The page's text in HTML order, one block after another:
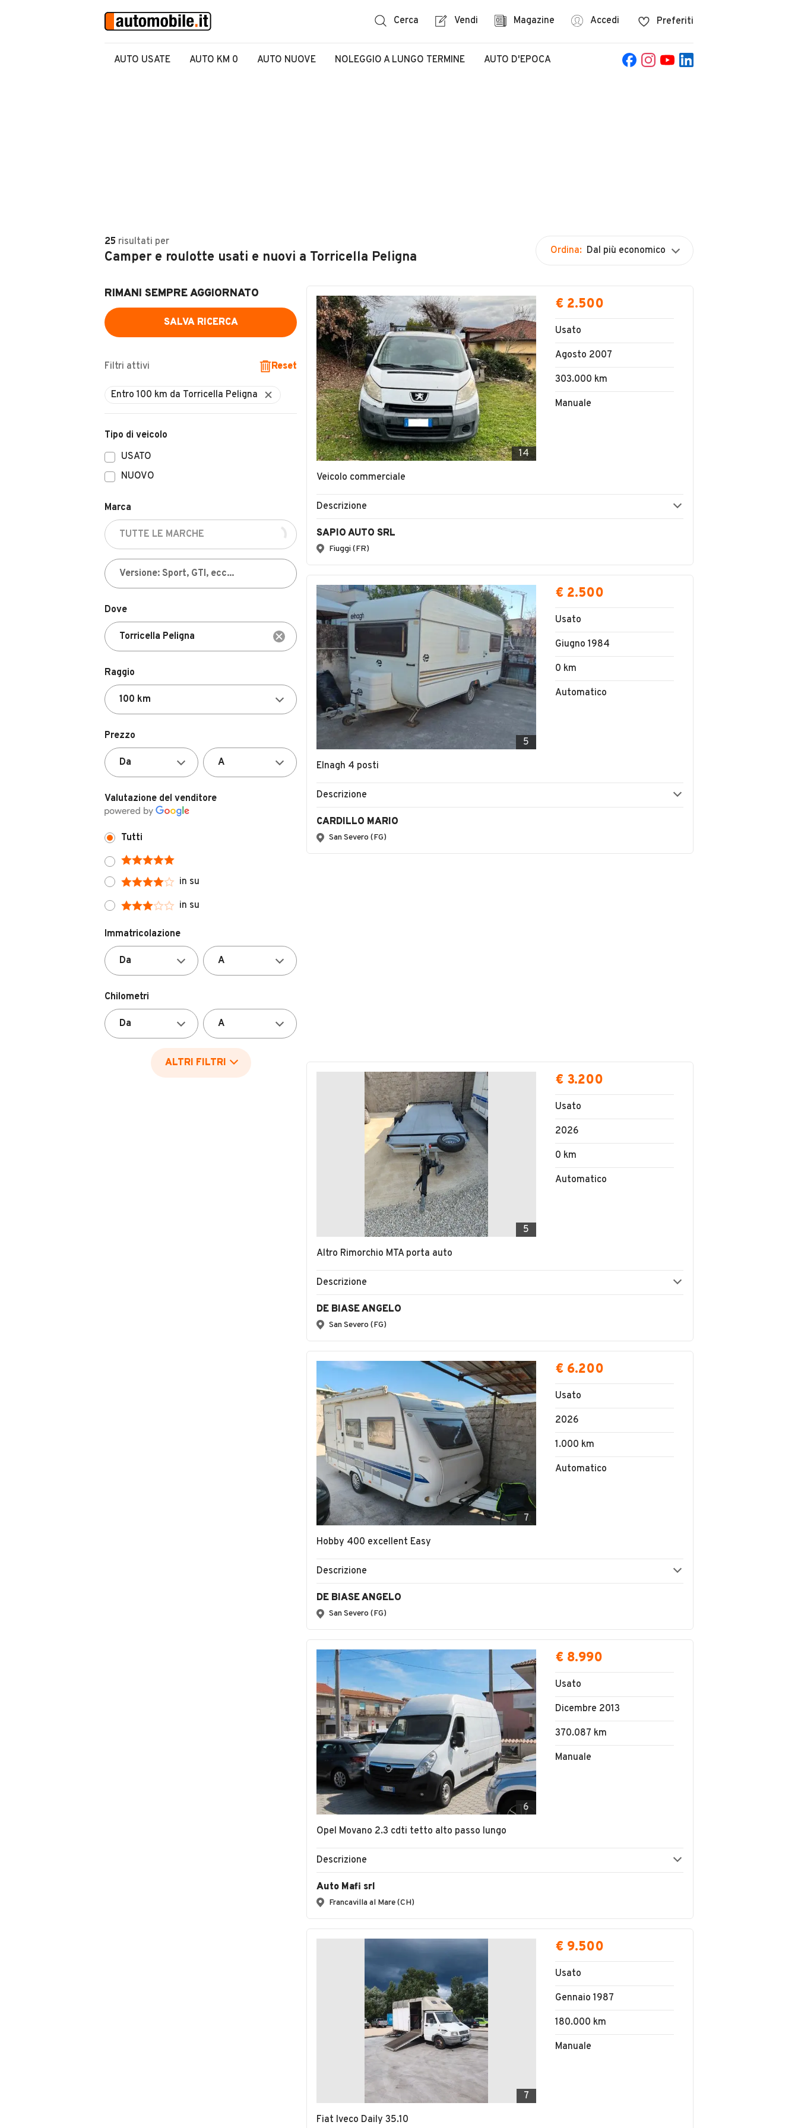
Cerca Vendi Magazine Accedi Preferiti
AUTO USATE AUTO KM 0 AUTO NUOVE NOLEGGIO A LUNGO TERMINE AUTO D'EPOCA
25 risultati per
Camper e roulotte usati e nuovi a Torricella Peligna Ordina: Dal più economico
RIMANI SEMPRE AGGIORNATO
SALVA RICERCA
Filtri attivi Reset
Tipo di veicolo
USATO
NUOVO
Marca
Dove
Raggio
Prezzo
Valutazione del venditore
Tutti
in su
in su
Immatricolazione
Chilometri
ALTRI FILTRI
14
Veicolo commerciale
€ 2.500
Usato
Agosto 2007
303.000 km
Manuale
Descrizione
SAPIO AUTO SRL
Fiuggi (FR)
5
Elnagh 4 posti
€ 2.500
Usato
Giugno 1984
0 km
Automatico
Descrizione
CARDILLO MARIO
San Severo (FG)
5
Altro Rimorchio MTA porta auto
€ 3.200
Usato
2026
0 km
Automatico
Descrizione
DE BIASE ANGELO
San Severo (FG)
7
Hobby 400 excellent Easy
€ 6.200
Usato
2026
1.000 km
Automatico
Descrizione
DE BIASE ANGELO
San Severo (FG)
6
Opel Movano 2.3 cdti tetto alto passo lungo
€ 8.990
Usato
Dicembre 2013
370.087 km
Manuale
Descrizione
Auto Mafi srl
Francavilla al Mare (CH)
7
Fiat Iveco Daily 35.10
€ 9.500
Usato
Gennaio 1987
180.000 km
Manuale